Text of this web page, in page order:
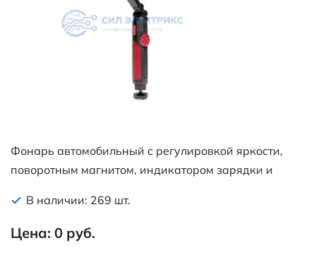
Фонарь автомобильный с регулировкой яркости,
поворотным магнитом, индикатором зарядки и
комплекте REXANT
В наличии: 269 шт.
Цена: 0 руб.